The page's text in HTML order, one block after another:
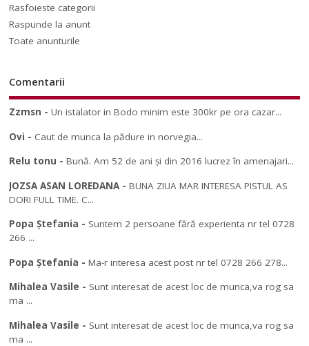
Rasfoieste categorii
Raspunde la anunt
Toate anunturile
Comentarii
Zzmsn -Un istalator in Bodo minim este 300kr pe ora cazar...
Ovi - Caut de munca la pădure in norvegia...
Relu tonu -Bună. Am 52 de ani și din 2016 lucrez în amenajari...
JOZSA ASAN LOREDANA-BUNA ZIUA MAR INTERESA PISTUL AS
DORI FULL TIME. C...
Popa Ștefania - Suntem 2 persoane fără experienta nr tel 0728
266 ...
Popa Ștefania -Ma-r interesa acest post nr tel 0728 266 278...
Mihalea Vasile - Sunt interesat de acest loc de munca,va rog sa
ma ...
Mihalea Vasile - Sunt interesat de acest loc de munca,va rog sa
ma ...